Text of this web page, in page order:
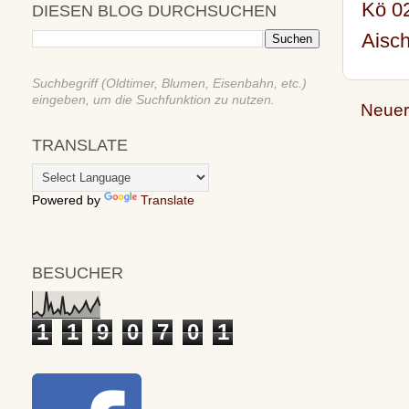
Kö
DIESEN BLOG DURCHSUCHEN
Suchbegriff (Oldtimer, Blumen, Eisenbahn, etc.)
eingeben, um die Suchfunktion zu nutzen.
TRANSLATE
Powered by Translate
BESUCHER
1 1 9 0 7 0 1